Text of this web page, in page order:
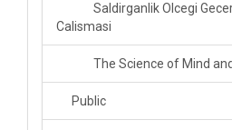
Saldirganlik Olcegi
Calismasi
The Science of Mind
Public